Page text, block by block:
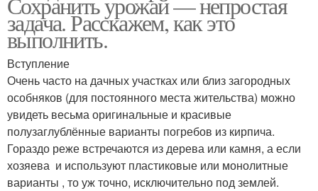
задача. Расскажем, как это
выполнить.
Вступление
Очень часто на дачных участках или близ загородных
особняков (для постоянного места жительства) можно
увидеть весьма оригинальные и красивые
полузаглублённые варианты погребов из кирпича.
Гораздо реже встречаются из дерева или камня, а если
хозяева и используют пластиковые или монолитные
варианты , то уж точно, исключительно под землей.